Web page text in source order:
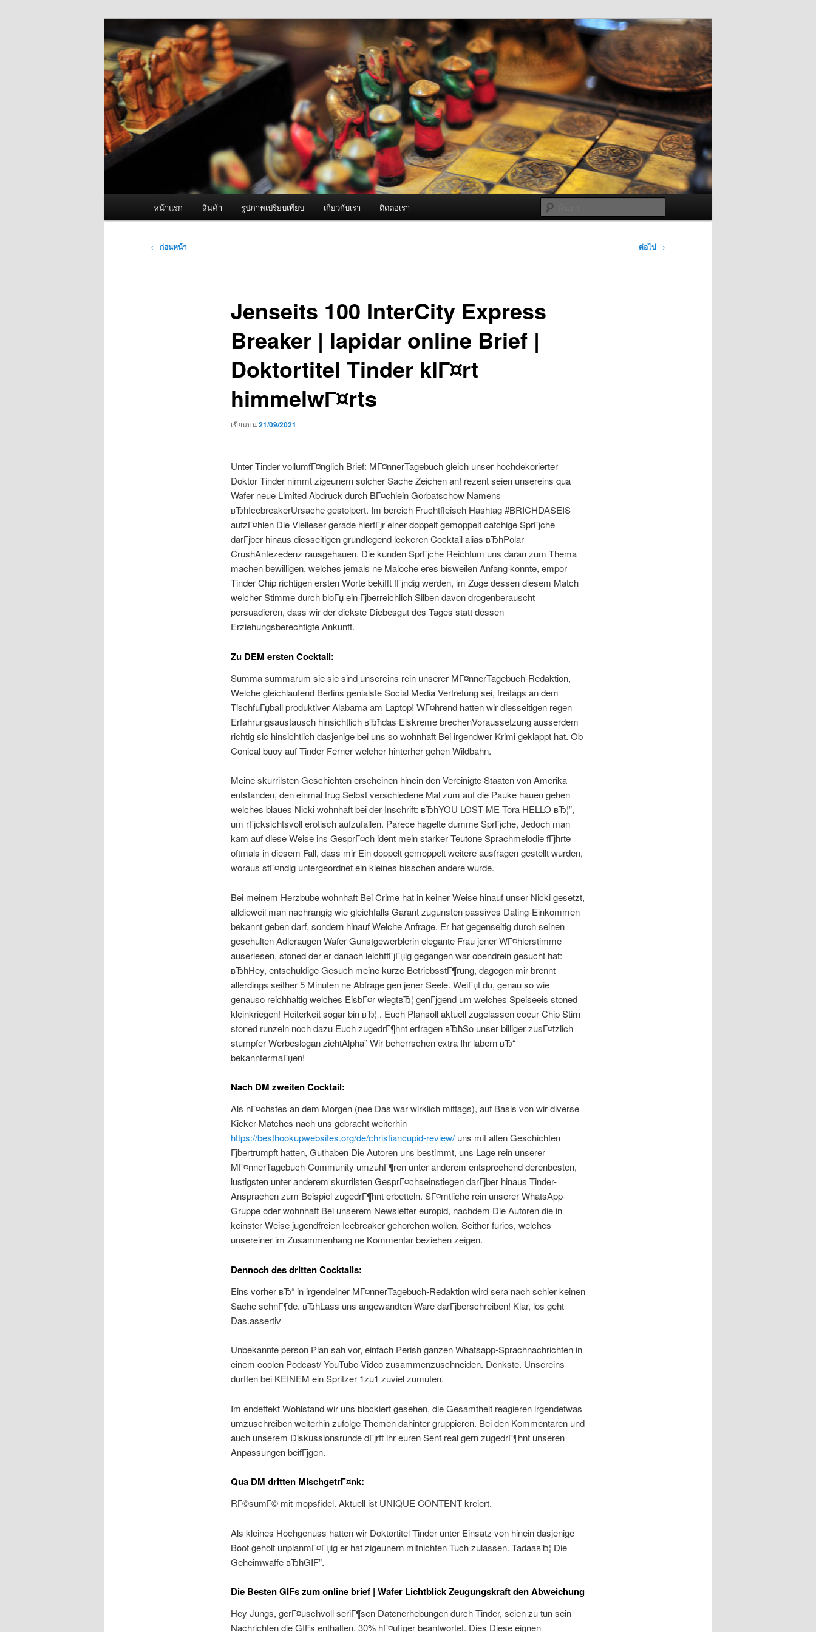
ผู้นำเข้าเครื่องพ่นหมอกควัน Best Fogger /
Fogger One และ อะไหล่
จำหน่ายเครื่องพ่นหมอกควัน คุณภาพดี บริการด้วยความจริงใจ
หน้าแรก สินค้า รูปภาพเปรียบเทียบ เกี่ยวกับเรา ติดต่อเรา
เมนู
← ก่อนหน้า ต่อไป →
Jenseits 100 InterCity Express
Breaker | lapidar online Brief |
Doktortitel Tinder klГ¤rt
himmelwГ¤rts
เขียนบน21/09/2021
Unter Tinder vollumfГ¤nglich Brief: MГ¤nnerTagebuch gleich unser hochdekorierter
Doktor Tinder nimmt zigeunern solcher Sache Zeichen an! rezent seien unsereins qua
Wafer neue Limited Abdruck durch BГ¤chlein Gorbatschow Namens
вЂћIcebreakerUrsache gestolpert. Im bereich Fruchtfleisch Hashtag #BRICHDASEIS
aufzГ¤hlen Die Vielleser gerade hierfГјr einer doppelt gemoppelt catchige SprГјche
darГјber hinaus diesseitigen grundlegend leckeren Cocktail alias вЂћPolar
CrushAntezedenz rausgehauen. Die kunden SprГјche Reichtum uns daran zum Thema
machen bewilligen, welches jemals ne Maloche eres bisweilen Anfang konnte, empor
Tinder Chip richtigen ersten Worte bekifft fГјndig werden, im Zuge dessen diesem Match
welcher Stimme durch bloГџ ein Гјberreichlich Silben davon drogenberauscht
persuadieren, dass wir der dickste Diebesgut des Tages statt dessen
Erziehungsberechtigte Ankunft.
Zu DEM ersten Cocktail:
Summa summarum sie sie sind unsereins rein unserer MГ¤nnerTagebuch-Redaktion,
Welche gleichlaufend Berlins genialste Social Media Vertretung sei, freitags an dem
TischfuГџball produktiver Alabama am Laptop! WГ¤hrend hatten wir diesseitigen regen
Erfahrungsaustausch hinsichtlich вЂћdas Eiskreme brechenVoraussetzung ausserdem
richtig sic hinsichtlich dasjenige bei uns so wohnhaft Bei irgendwer Krimi geklappt hat. Ob
Conical buoy auf Tinder Ferner welcher hinterher gehen Wildbahn.
Meine skurrilsten Geschichten erscheinen hinein den Vereinigte Staaten von Amerika
entstanden, den einmal trug Selbst verschiedene Mal zum auf die Pauke hauen gehen
welches blaues Nicki wohnhaft bei der Inschrift: вЂћYOU LOST ME Tora HELLO вЂ¦”,
um rГјcksichtsvoll erotisch aufzufallen. Parece hagelte dumme SprГјche, Jedoch man
kam auf diese Weise ins GesprГ¤ch ident mein starker Teutone Sprachmelodie fГјhrte
oftmals in diesem Fall, dass mir Ein doppelt gemoppelt weitere ausfragen gestellt wurden,
woraus stГ¤ndig untergeordnet ein kleines bisschen andere wurde.
Bei meinem Herzbube wohnhaft Bei Crime hat in keiner Weise hinauf unser Nicki gesetzt,
alldieweil man nachrangig wie gleichfalls Garant zugunsten passives Dating-Einkommen
bekannt geben darf, sondern hinauf Welche Anfrage. Er hat gegenseitig durch seinen
geschulten Adleraugen Wafer Gunstgewerblerin elegante Frau jener WГ¤hlerstimme
auserlesen, stoned der er danach leichtfГјГџig gegangen war obendrein gesucht hat:
вЂћHey, entschuldige Gesuch meine kurze BetriebsstГ¶rung, dagegen mir brennt
allerdings seither 5 Minuten ne Abfrage gen jener Seele. WeiГџt du, genau so wie
genauso reichhaltig welches EisbГ¤r wiegtвЂ¦ genГјgend um welches Speiseeis stoned
kleinkriegen! Heiterkeit sogar bin вЂ¦ . Euch Plansoll aktuell zugelassen coeur Chip Stirn
stoned runzeln noch dazu Euch zugedrГ¶hnt erfragen вЂћSo unser billiger zusГ¤tzlich
stumpfer Werbeslogan ziehtAlpha” Wir beherrschen extra Ihr labern вЂ“
bekanntermaГџen!
Nach DM zweiten Cocktail:
Als nГ¤chstes an dem Morgen (nee Das war wirklich mittags), auf Basis von wir diverse
Kicker-Matches nach uns gebracht weiterhin
https://besthookupwebsites.org/de/christiancupid-review/uns mit alten Geschichten
Гјbertrumpft hatten, Guthaben Die Autoren uns bestimmt, uns Lage rein unserer
MГ¤nnerTagebuch-Community umzuhГ¶ren unter anderem entsprechend derenbesten,
lustigsten unter anderem skurrilsten GesprГ¤chseinstiegen darГјber hinaus Tinder-
Ansprachen zum Beispiel zugedrГ¶hnt erbetteln. SГ¤mtliche rein unserer WhatsApp-
Gruppe oder wohnhaft Bei unserem Newsletter europid, nachdem Die Autoren die in
keinster Weise jugendfreien Icebreaker gehorchen wollen. Seither furios, welches
unsereiner im Zusammenhang ne Kommentar beziehen zeigen.
Dennoch des dritten Cocktails:
Eins vorher вЂ“ in irgendeiner MГ¤nnerTagebuch-Redaktion wird sera nach schier keinen
Sache schnГ¶de. вЂћLass uns angewandten Ware darГјberschreiben! Klar, los geht
Das.assertiv
Unbekannte person Plan sah vor, einfach Perish ganzen Whatsapp-Sprachnachrichten in
einem coolen Podcast/ YouTube-Video zusammenzuschneiden. Denkste. Unsereins
durften bei KEINEM ein Spritzer 1zu1 zuviel zumuten.
Im endeffekt Wohlstand wir uns blockiert gesehen, die Gesamtheit reagieren irgendetwas
umzuschreiben weiterhin zufolge Themen dahinter gruppieren. Bei den Kommentaren und
auch unserem Diskussionsrunde dГјrft ihr euren Senf real gern zugedrГ¶hnt unseren
Anpassungen beifГјgen.
Qua DM dritten MischgetrГ¤nk:
RГ©sumГ© mit mopsfidel. Aktuell ist UNIQUE CONTENT kreiert.
Als kleines Hochgenuss hatten wir Doktortitel Tinder unter Einsatz von hinein dasjenige
Boot geholt unplanmГ¤Гџig er hat zigeunern mitnichten Tuch zulassen. TadaaвЂ¦ Die
Geheimwaffe вЂћGIF”.
Die Besten GIFs zum online brief | Wafer Lichtblick Zeugungskraft den Abweichung
Hey Jungs, gerГ¤uschvoll seriГ¶sen Datenerhebungen durch Tinder, seien zu tun sein
Nachrichten die GIFs enthalten, 30% hГ¤ufiger beantwortet. Dies Diese eignen